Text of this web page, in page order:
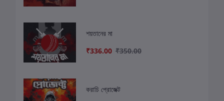
শয়তানের মা
₹336.00 ₹350.00
করাচি প্রোজেক্ট